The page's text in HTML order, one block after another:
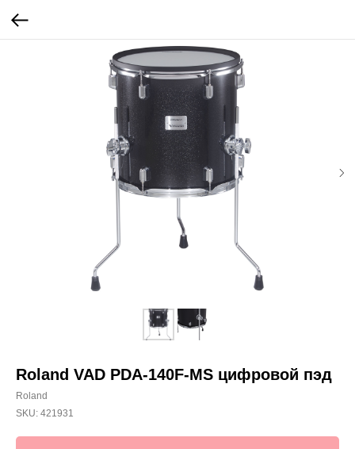
Roland VAD PDA-140F-MS цифровой пэд
Roland
SKU: 421931